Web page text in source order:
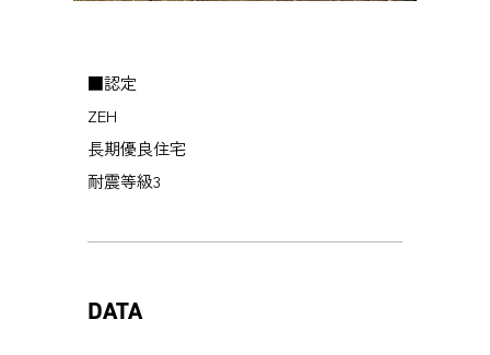
■認定
ZEH
長期優良住宅
耐震等級3
DATA